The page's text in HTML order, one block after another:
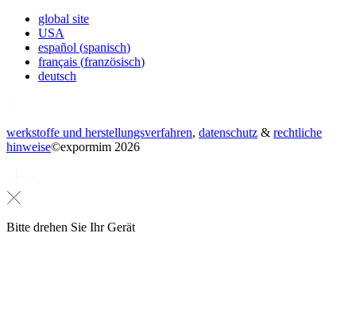
global site
USA
español (spanisch)
français (französisch)
deutsch
werkstoffe und herstellungsverfahren, datenschutz & rechtliche
hinweise©expormim 2026
Bitte drehen Sie Ihr Gerät